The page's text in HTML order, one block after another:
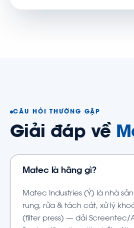
CÂU HỎI THƯỜNG GẶP
Giải đáp về
Matec là hãng gì?
Matec Industries (Ý) là nhà
rung, rửa & tách cát, xử lý
(filter press) — dải Screentec/